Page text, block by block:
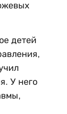
детей
У него